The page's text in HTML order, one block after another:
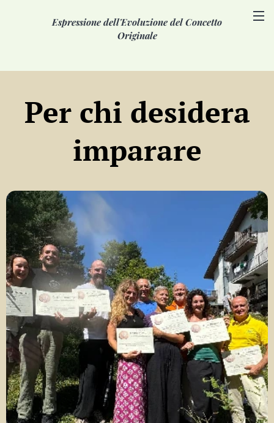
Espressione dell'Evoluzione del Concetto
Originale
Per chi desidera
imparare